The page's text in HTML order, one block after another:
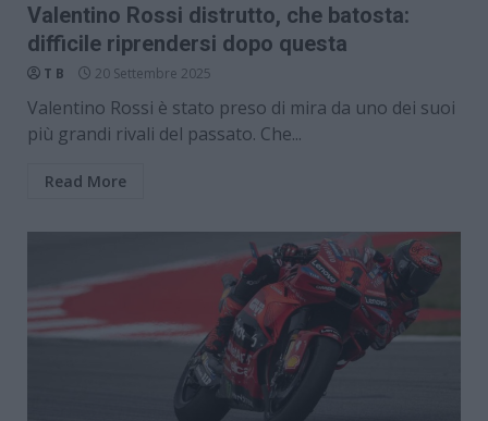
Valentino Rossi distrutto, che batosta:
difficile riprendersi dopo questa
T B 20 Settembre 2025
Valentino Rossi è stato preso di mira da uno dei suoi
più grandi rivali del passato. Che...
Read More